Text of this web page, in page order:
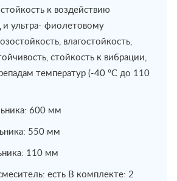
к воздействию
и ультра- фиолетовому
влагостойкость,
стойкость к вибрации,
температур (-40 °C до 110
600 мм
550 мм
110 мм
есть В комплекте: 2